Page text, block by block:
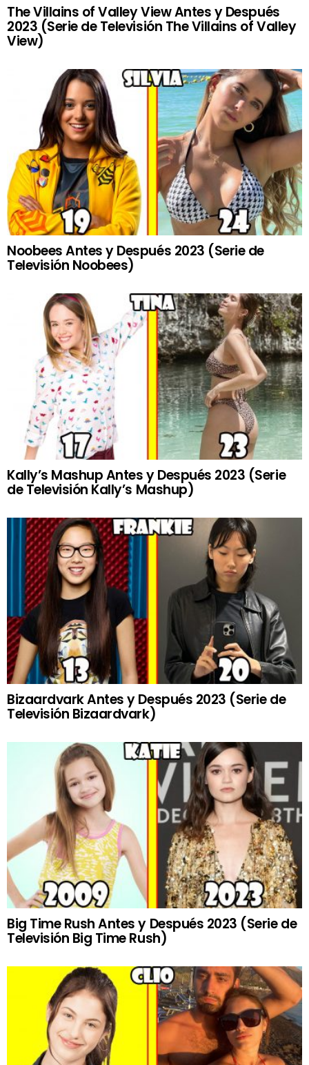
The Villains of Valley View Antes y Después
2023 (Serie de Televisión The Villains of Valley
View)
Noobees Antes y Después 2023 (Serie de
Televisión Noobees)
Kally’s Mashup Antes y Después 2023 (Serie
de Televisión Kally’s Mashup)
Bizaardvark Antes y Después 2023 (Serie de
Televisión Bizaardvark)
Big Time Rush Antes y Después 2023 (Serie de
Televisión Big Time Rush)